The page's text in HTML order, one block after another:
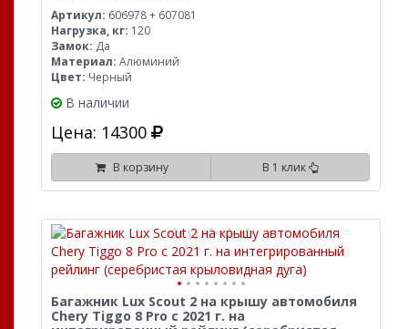
Артикул: 606978 + 607081
Нагрузка, кг: 120
Замок: Да
Материал: Алюминий
Цвет: Черный
В наличии
Цена: 14300
В корзину В 1 клик
Багажник Lux Scout 2 на крышу автомобиля
Chery Tiggo 8 Pro с 2021 г. на